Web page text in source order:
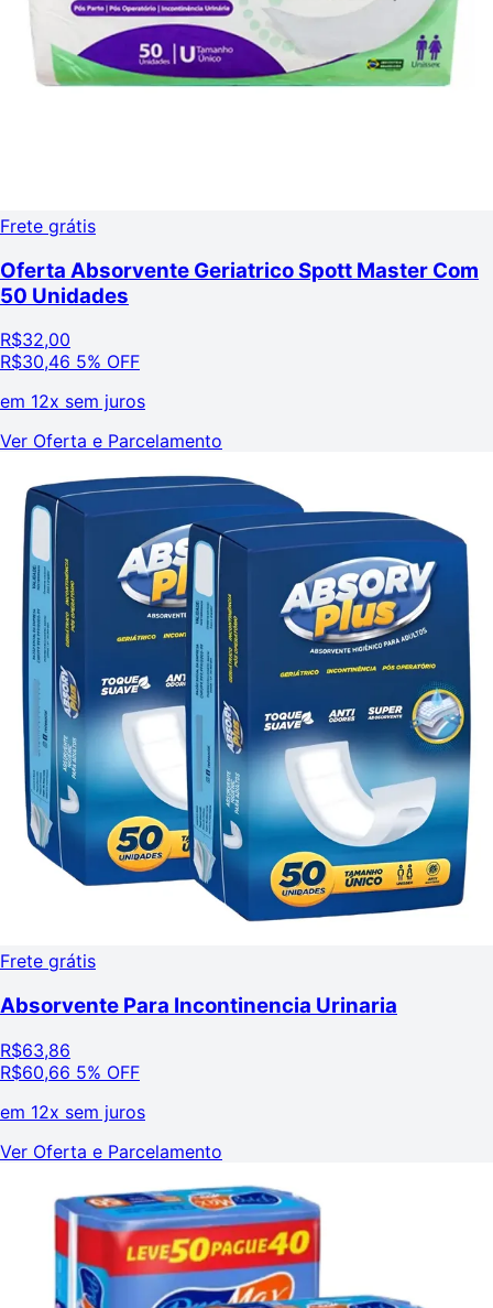
Frete grátis
Oferta Absorvente Geriatrico Spott Master Com
50 Unidades
R$32,00
R$30,46 5% OFF
em 12x sem juros
Ver Oferta e Parcelamento
Frete grátis
Absorvente Para Incontinencia Urinaria
R$63,86
R$60,66 5% OFF
em 12x sem juros
Ver Oferta e Parcelamento